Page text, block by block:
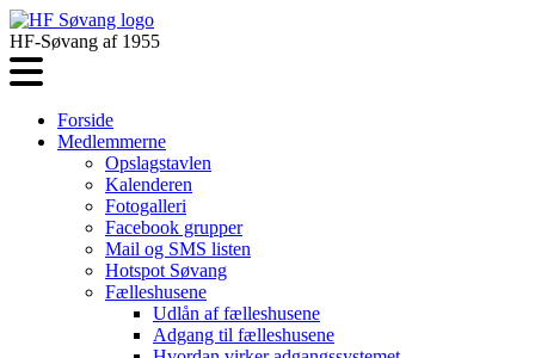
HF-Søvang af 1955
Forside
Medlemmerne
Opslagstavlen
Kalenderen
Fotogalleri
Facebook grupper
Mail og SMS listen
Hotspot Søvang
Fælleshusene
Udlån af fælleshusene
Adgang til fælleshusene